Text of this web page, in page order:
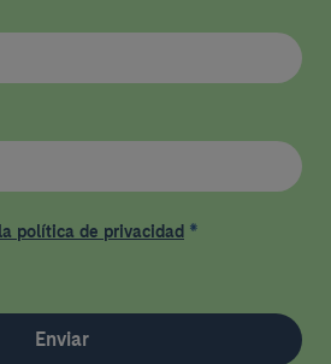
la política de privacidad *
Enviar